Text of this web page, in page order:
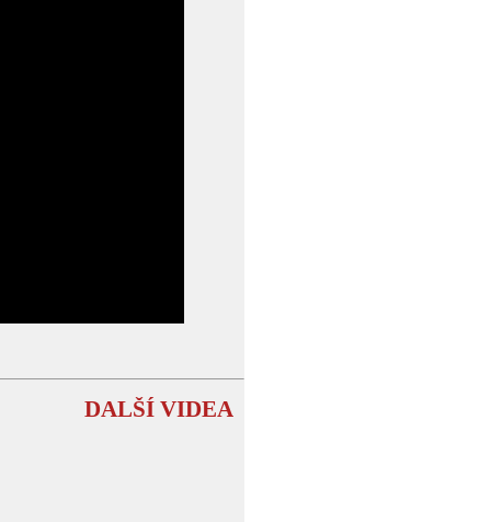
DALŠÍ VIDEA